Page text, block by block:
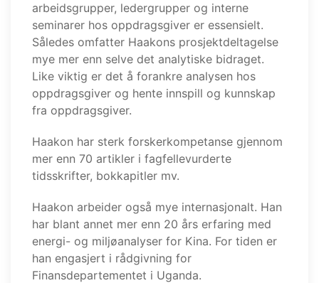
arbeidsgrupper, ledergrupper og interne
seminarer hos oppdragsgiver er essensielt.
Således omfatter Haakons prosjektdeltagelse
mye mer enn selve det analytiske bidraget.
Like viktig er det å forankre analysen hos
oppdragsgiver og hente innspill og kunnskap
fra oppdragsgiver.
Haakon har sterk forskerkompetanse gjennom
mer enn 70 artikler i fagfellevurderte
tidsskrifter, bokkapitler mv.
Haakon arbeider også mye internasjonalt. Han
har blant annet mer enn 20 års erfaring med
energi- og miljøanalyser for Kina. For tiden er
han engasjert i rådgivning for
Finansdepartementet i Uganda.